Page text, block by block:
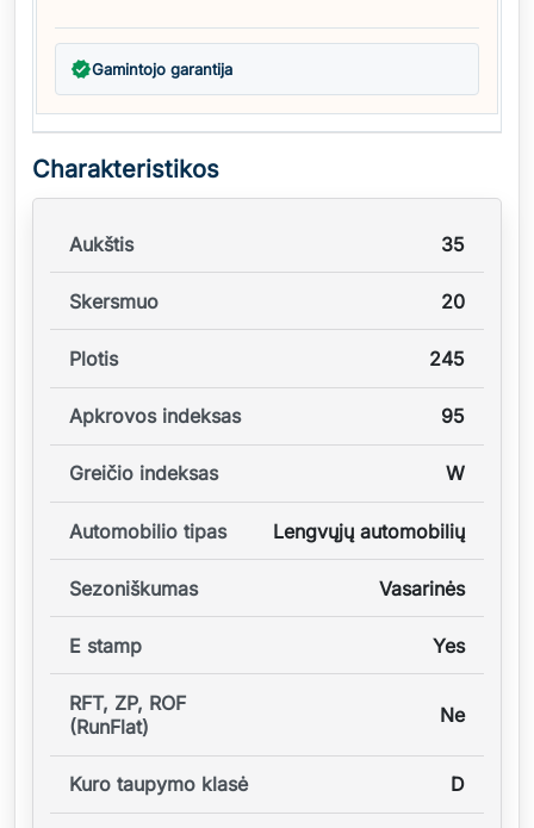
verifiedGamintojo garantija
Charakteristikos
Aukštis 35
Skersmuo 20
Plotis 245
Apkrovos indeksas 95
Greičio indeksas W
Automobilio tipas Lengvųjų automobilių
Sezoniškumas Vasarinės
E stamp Yes
RFT, ZP, ROF
(RunFlat)
Ne
Kuro taupymo klasė D